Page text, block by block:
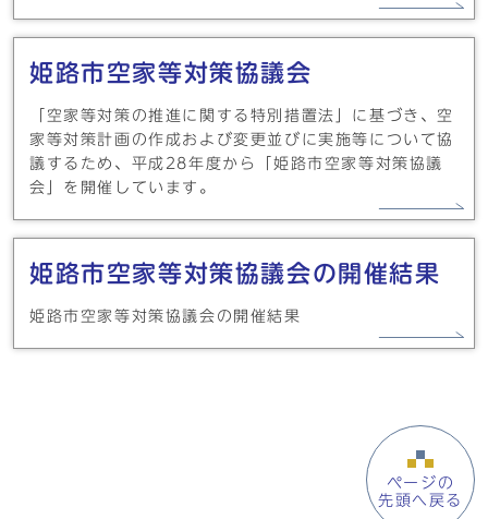
姫路市空家等対策協議会
「空家等対策の推進に関する特別措置法」に基づき、空
家等対策計画の作成および変更並びに実施等について協
議するため、平成28年度から「姫路市空家等対策協議
会」を開催しています。
姫路市空家等対策協議会の開催結果
姫路市空家等対策協議会の開催結果
ページの
先頭へ戻る